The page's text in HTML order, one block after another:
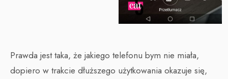
Prawda jest taka, że jakiego telefonu bym nie miała,
dopiero w trakcie dłuższego użytkowania okazuje się,